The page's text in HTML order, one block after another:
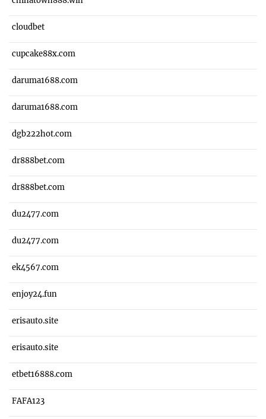
cloudbet
cupcake88x.com
daruma1688.com
daruma1688.com
dgb222hot.com
dr888bet.com
dr888bet.com
du2477.com
du2477.com
ek4567.com
enjoy24.fun
erisauto.site
erisauto.site
etbet16888.com
FAFA123